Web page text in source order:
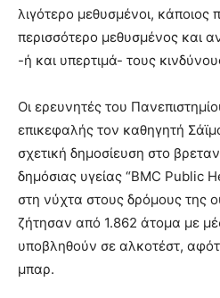
λιγότερο μεθυσμένοι, κάποιος
περισσότερο μεθυσμένος και
-ή και υπερτιμά- τους
Οι ερευνητές του
επικεφαλής τον καθηγητή
σχετική δημοσίευση στο
δημόσιας υγείας “BMC Public
στη νύχτα στους δρόμους της
ζήτησαν από 1.862 άτομα με
υποβληθούν σε αλκοτέστ,
μπαρ.